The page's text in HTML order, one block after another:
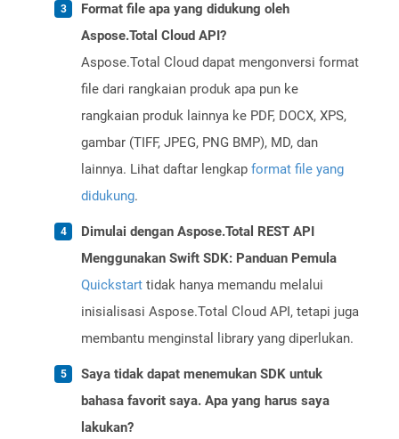
Format file apa yang didukung oleh
Aspose.Total Cloud API?
Aspose.Total Cloud dapat mengonversi format
file dari rangkaian produk apa pun ke
rangkaian produk lainnya ke PDF, DOCX, XPS,
gambar (TIFF, JPEG, PNG BMP), MD, dan
lainnya. Lihat daftar lengkap format file yang
didukung.
Dimulai dengan Aspose.Total REST API
Menggunakan Swift SDK: Panduan Pemula
Quickstart tidak hanya memandu melalui
inisialisasi Aspose.Total Cloud API, tetapi juga
membantu menginstal library yang diperlukan.
Saya tidak dapat menemukan SDK untuk
bahasa favorit saya. Apa yang harus saya
lakukan?